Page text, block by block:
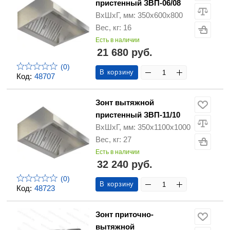
Код: 48707
(0)
пристенный ЗВП-06/08
ВхШхГ, мм: 350х600х800
Вес, кг: 16
Есть в наличии
21 680 руб.
В корзину
Код: 48723
(0)
Зонт вытяжной
пристенный ЗВП-11/10
ВхШхГ, мм: 350х1100х1000
Вес, кг: 27
Есть в наличии
32 240 руб.
В корзину
Зонт приточно-
вытяжной